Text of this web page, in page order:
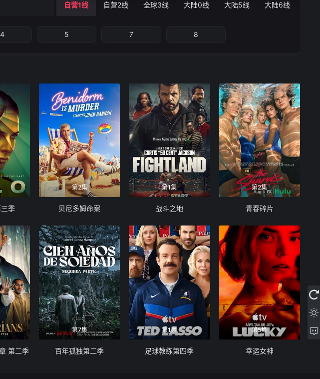
自营1线 自营2线 全球3线 大陆0线 大陆5线 大陆6线
4 5 7 8
季
第2集
贝尼多姆命案
第1集
战斗之地
第2集
青春碎片
第二季
第7集
百年孤独第二季
第1集
足球教练第四季
第5集
幸运女神